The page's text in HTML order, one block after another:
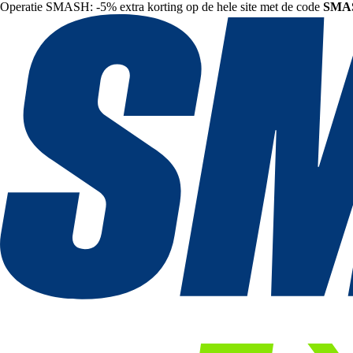
Operatie SMASH: -5% extra korting op de hele site met de code